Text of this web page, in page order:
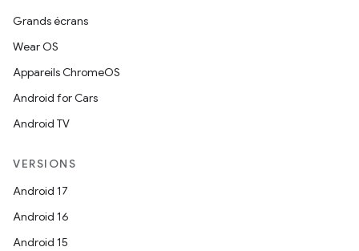
Grands écrans
Wear OS
Appareils ChromeOS
Android for Cars
Android TV
VERSIONS
Android 17
Android 16
Android 15